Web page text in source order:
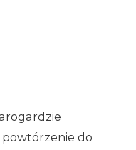
powtórzenie do